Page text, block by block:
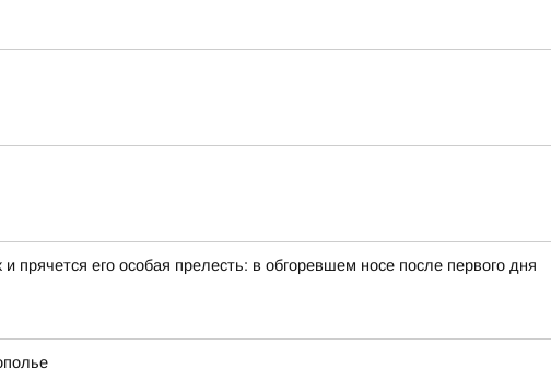
его особая прелесть: в обгоревшем носе после первого дня